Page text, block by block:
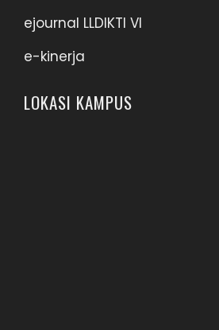
ejournal LLDIKTI VI
e-kinerja
LOKASI KAMPUS